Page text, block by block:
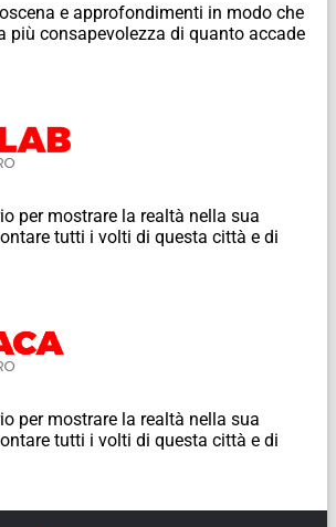
e approfondimenti in modo che
più consapevolezza di quanto accade
per mostrare la realtà nella sua
tutti i volti di questa città e di
per mostrare la realtà nella sua
tutti i volti di questa città e di